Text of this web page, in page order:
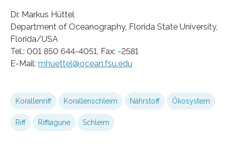
Dr. Markus Hüttel
Department of Oceanography, Florida State University,
Florida/USA
Tel.: 001 850 644-4051, Fax: -2581
E-Mail: mhuettel@ocean.fsu.edu
Korallenriff Korallenschleim Nährstoff Ökosystem
Riff Rifflagune Schleim